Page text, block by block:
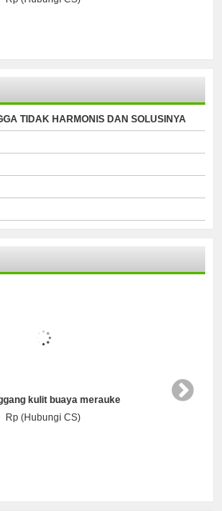
TIDAK HARMONIS DAN SOLUSINYA
kulit buaya merauke
Rp (Hubungi CS)